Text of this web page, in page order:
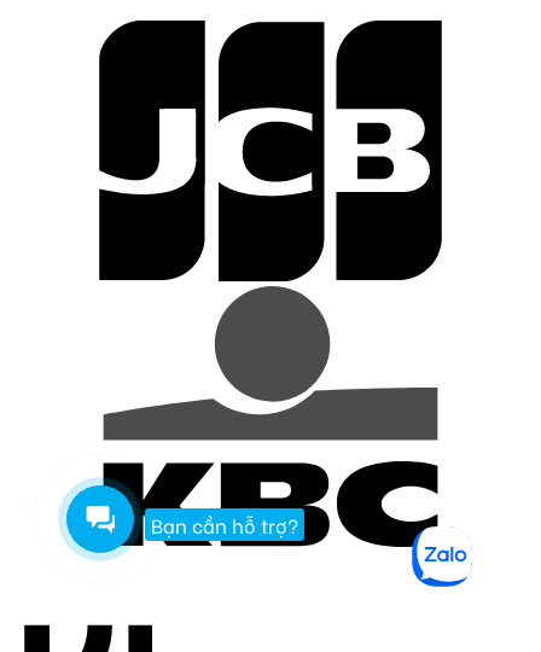
Bạn cần hỗ trợ?